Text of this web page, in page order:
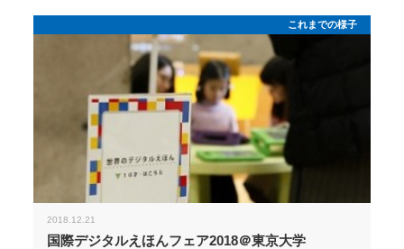
これまでの様子
2018.12.21
国際デジタルえほんフェア2018＠東京大学